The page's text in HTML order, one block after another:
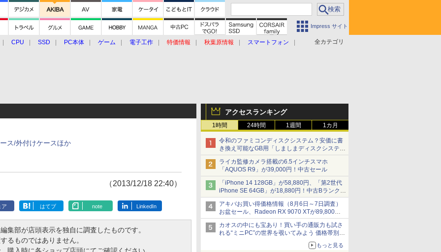
Impress サイト
全カテゴリ
CPU SSD PC本体 ゲーム 電子工作 特価情報 秋葉原情報
スマートフォン
アクセスランキング
1時間 24時間 1週間 1カ月
令和のファミコンディスクシステム？安価に書
き換え可能なGB用「しましまディスクシステ
ム」
ライカ監修カメラ搭載の6.5インチスマホ
「AQUOS R9」が39,000円！中古セール
「iPhone 14 128GB」が58,880円、「第2世代
iPhone SE 64GB」が18,880円！中古Bランク品
セール
アキバお買い得価格情報（8月6日～7日調査）
お盆セール、Radeon RX 9070 XTが89,800
円、水平周波数24.8kHz対応の17型モニターが
9,801円、暑さ指数連動セール ほか
カオスの中にも宝あり！買い手の通販力も試さ
れる“ミニPC”の世界を覗いてみよう 価格帯別に
仕様や特徴を整理、11製品をピックアップ text
もっと見る
ス/外付けケースほか
（2013/12/18 22:40）
ア はてブ note LinkedIn
集部が店頭表示を独自に調査したものです。
るものではありません。